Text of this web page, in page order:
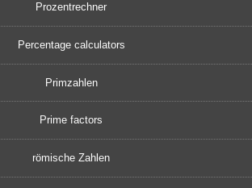
Prozentrechner
Percentage calculators
Primzahlen
Prime factors
römische Zahlen